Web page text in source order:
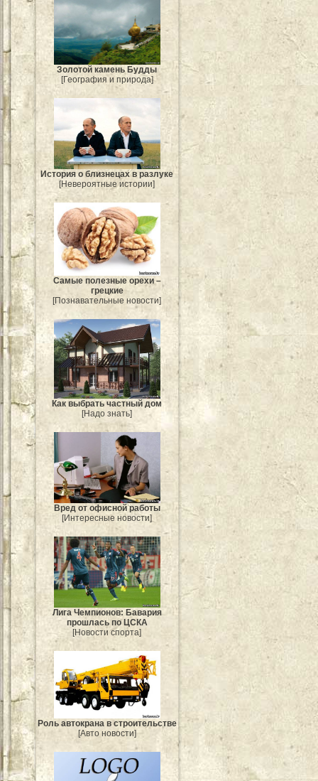
Золотой камень Будды
[География и природа]
История о близнецах в разлуке
[Невероятные истории]
Самые полезные орехи –
грецкие
[Познавательные новости]
Как выбрать частный дом
[Надо знать]
Вред от офисной работы
[Интересные новости]
Лига Чемпионов: Бавария
прошлась по ЦСКА
[Новости спорта]
Роль автокрана в строительстве
[Авто новости]